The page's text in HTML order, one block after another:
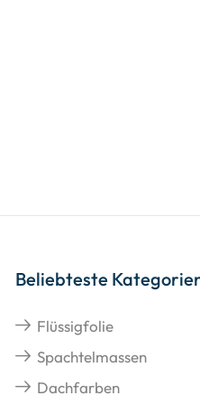
Beliebteste
Flüssigfolie
Spachtelmassen
Dachfarben